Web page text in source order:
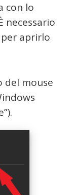
con lo
necessario
aprirlo
del mouse